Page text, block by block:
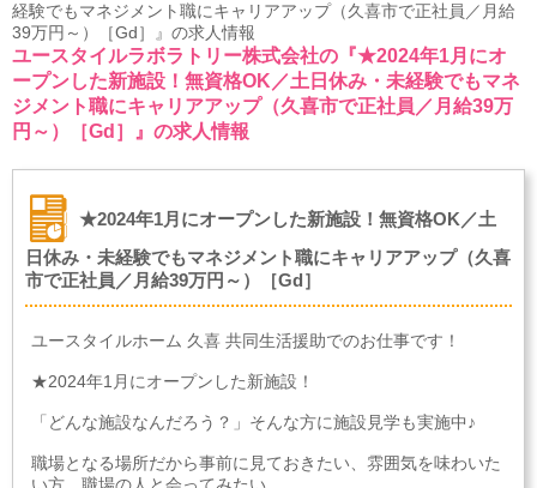
経験でもマネジメント職にキャリアアップ（久喜市で正社員／月給
39万円～）［Gd］』の求人情報
ユースタイルラボラトリー株式会社の『★2024年1月にオ
ープンした新施設！無資格OK／土日休み・未経験でもマネ
ジメント職にキャリアアップ（久喜市で正社員／月給39万
円～）［Gd］』の求人情報
★2024年1月にオープンした新施設！無資格OK／土
日休み・未経験でもマネジメント職にキャリアアップ（久喜
市で正社員／月給39万円～）［Gd］
ユースタイルホーム 久喜 共同生活援助でのお仕事です！
★2024年1月にオープンした新施設！
「どんな施設なんだろう？」そんな方に施設見学も実施中♪
職場となる場所だから事前に見ておきたい、雰囲気を味わいた